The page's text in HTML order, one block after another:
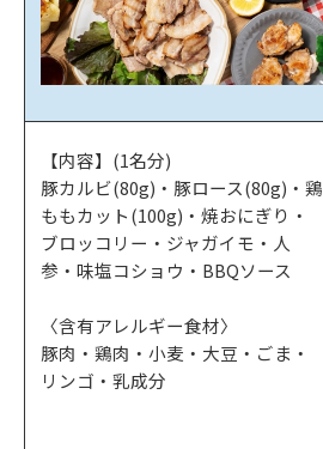
【内容】(1名分)
豚カルビ(80g)・豚ロース(80g)・鶏
ももカット(100g)・焼おにぎり・
ブロッコリー・ジャガイモ・人
参・味塩コショウ・BBQソース
〈含有アレルギー食材〉
豚肉・鶏肉・小麦・大豆・ごま・
リンゴ・乳成分